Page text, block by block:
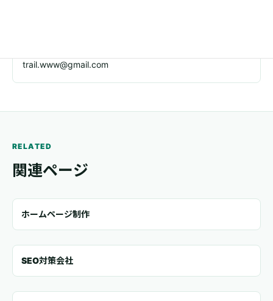
trail.www@gmail.com
RELATED
関連ページ
ホームページ制作
SEO対策会社